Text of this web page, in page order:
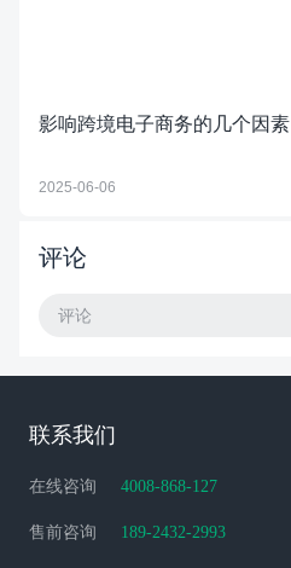
影响跨境电子商务的几个因素
2025-06-06
评论
评论
联系我们
在线咨询 4008-868-127
售前咨询 189-2432-2993